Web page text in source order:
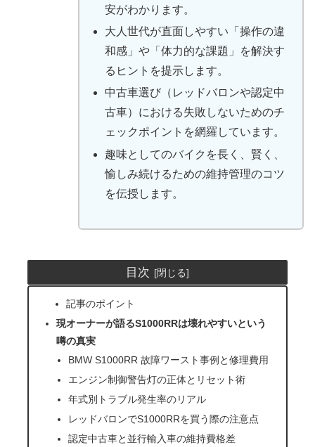
安がわかります。
大人世代が直面しやすい「操作の違
和感」や「体力的な課題」を解決す
るヒントを提示します。
中古車選び（レッドバロンや認定中
古車）における失敗しないためのチ
ェックポイントを網羅しています。
趣味としてのバイクを長く、賢く、
愉しみ続けるための維持管理のコツ
を伝授します。
目次
記事のポイント
現オーナーが語るS1000RRは壊れやすいという
噂の真実
BMW S1000RR 故障ワースト事例と修理費用
エンジン制御警告灯の正体とリセット術
年式別トラブル発生率のリアル
レッドバロンでS1000RRを買う際の注意点
認定中古車と並行輸入車の維持費格差